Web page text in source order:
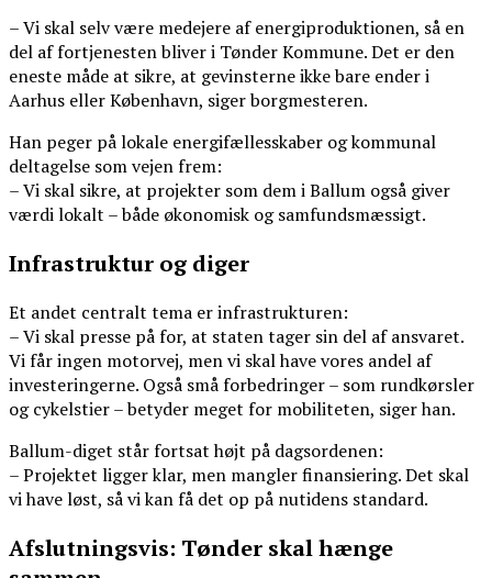
– Vi skal selv være medejere af energiproduktionen, så en
del af fortjenesten bliver i Tønder Kommune. Det er den
eneste måde at sikre, at gevinsterne ikke bare ender i
Aarhus eller København, siger borgmesteren.
Han peger på lokale energifællesskaber og kommunal
deltagelse som vejen frem:
– Vi skal sikre, at projekter som dem i Ballum også giver
værdi lokalt – både økonomisk og samfundsmæssigt.
Infrastruktur og diger
Et andet centralt tema er infrastrukturen:
– Vi skal presse på for, at staten tager sin del af ansvaret.
Vi får ingen motorvej, men vi skal have vores andel af
investeringerne. Også små forbedringer – som rundkørsler
og cykelstier – betyder meget for mobiliteten, siger han.
Ballum-diget står fortsat højt på dagsordenen:
– Projektet ligger klar, men mangler finansiering. Det skal
vi have løst, så vi kan få det op på nutidens standard.
Afslutningsvis: Tønder skal hænge